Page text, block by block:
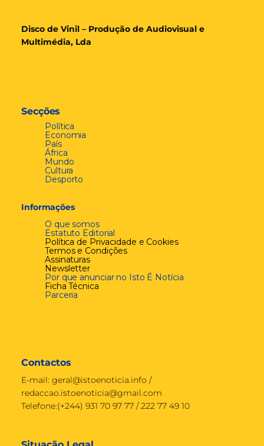
Disco de Vinil – Produção de Audiovisual e
Multimédia, Lda
Secções
Política
Economia
País
África
Mundo
Cultura
Desporto
Informações
O que somos
Estatuto Editorial
Política de Privacidade e Cookies
Termos e Condições
Assinaturas
Newsletter
Por que anunciar no Isto É Notícia
Ficha Técnica
Parceria
Contactos
E-mail: geral@istoenoticia.info /
redaccao.istoenoticia@gmail.com
Telefone:(+244) 931 70 97 77 / 222 77 49 10